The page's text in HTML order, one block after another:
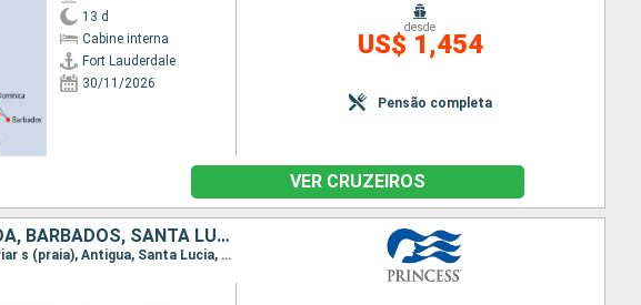
13 d
Cabine interna
Fort Lauderdale
30/11/2026
desde
US$ 1,454
Pensão completa
VER CRUZEIROS
ANTIGUA E BARBUDA, ARUBA, ESTADOS UNIDOS, GRENADA, BARBADOS, SANTA LUCIA
Itinerário : Fort Lauderdale, São Thomas, San Martin (Antilhas N), South Friar s (praia), Antigua, Santa Lucia, Barbados, Granada, Klein Curacao, Aruba, Fort Lauderdale